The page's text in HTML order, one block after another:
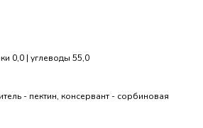
0,0 | углеводы 55,0
- пектин, консервант - сорбиновая